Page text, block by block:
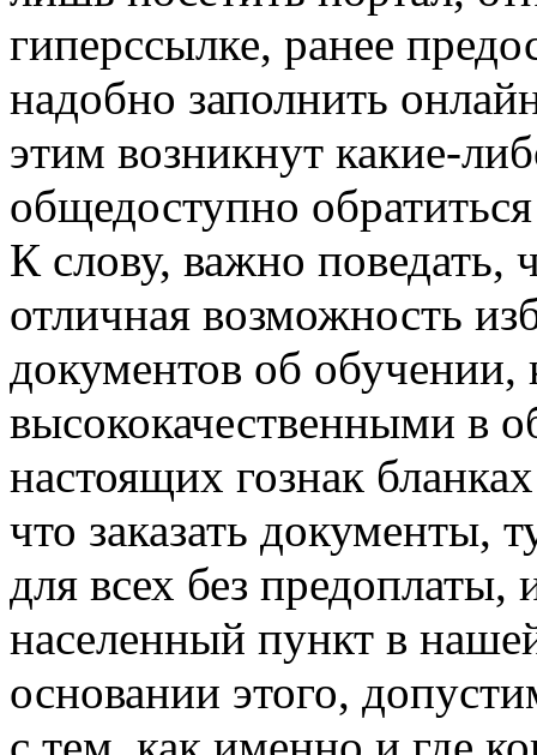
гиперссылке, ранее
надобно заполнить
этим возникнут какие-
общедоступно
К слову, важно поведать,
отличная возможность
документов об обучении,
высококачественными в
настоящих гознак
что заказать документы,
для всех без
населенный пункт в
основании этого,